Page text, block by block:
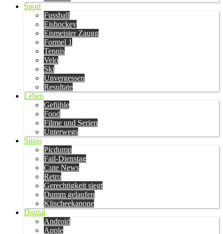
Sport
Fussball
Eishockey
Eismeister Zaugg
Formel 1
Tennis
Velo
Ski
Unvergessen
Resultate
Leben
Gefühle
Food
Filme und Serien
Unterwegs
Spass
Picdump
Fail-Dienstag
Cute News
Retro
Gerechtigkeit siegt
Dumm gelaufen
Klischeekanone
Digital
Android
Apple